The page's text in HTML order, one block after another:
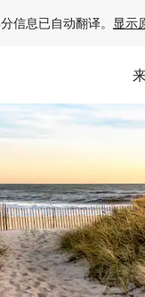
信息已自动翻译。 显示